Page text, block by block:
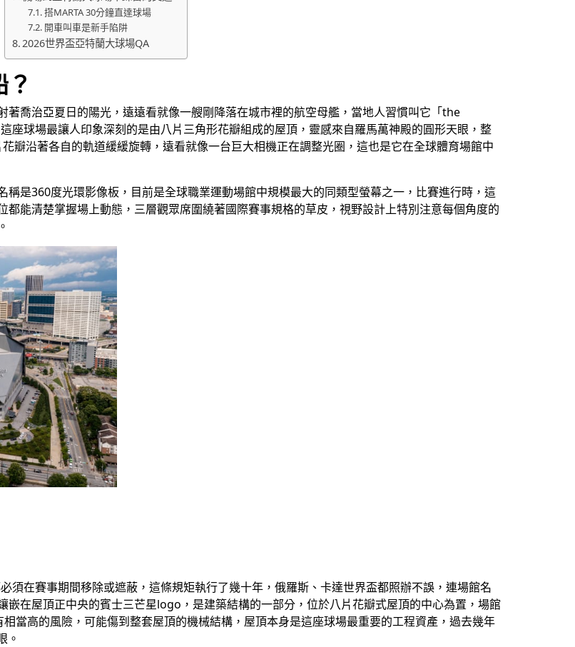
搭MARTA 30分鐘直達球場
開車叫車是新手陷阱
2026世界盃亞特蘭大球場QA
喬治亞夏日的陽光，遠遠看就像一艘剛降落在城市裡的航空母艦，當地人習慣叫它「the
座球場最讓人印象深刻的是由八片三角形花瓣組成的屋頂，靈感來自羅馬萬神殿的圓形天眼，整
瓣沿著各自的軌道緩緩旋轉，遠看就像一台巨大相機正在調整光圈，這也是它在全球體育場館中
是360度光環影像板，目前是全球職業運動場館中規模最大的同類型螢幕之一，比賽進行時，這
能清楚掌握場上動態，三層觀眾席圍繞著國際賽事規格的草皮，視野設計上特別注意每個角度的
須在賽事期間移除或遮蔽，這條規矩執行了幾十年，俄羅斯、卡達世界盃都照辦不誤，連場館名
在屋頂正中央的賓士三芒星logo，是建築結構的一部分，位於八片花瓣式屋頂的中心為置，場館
當高的風險，可能傷到整套屋頂的機械結構，屋頂本身是這座球場最重要的工程資產，過去幾年
。